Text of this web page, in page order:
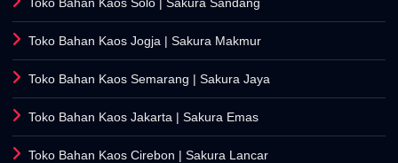
Toko Bahan Kaos Jogja | Sakura Makmur
Toko Bahan Kaos Semarang | Sakura Jaya
Toko Bahan Kaos Jakarta | Sakura Emas
Toko Bahan Kaos Cirebon | Sakura Lancar